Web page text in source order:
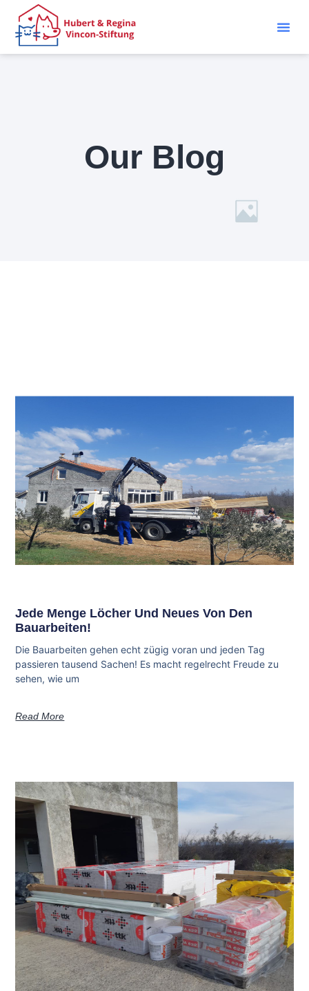
Our Blog
Jede Menge Löcher Und Neues Von Den
Bauarbeiten!
Die Bauarbeiten gehen echt zügig voran und jeden Tag
passieren tausend Sachen! Es macht regelrecht Freude zu
sehen, wie um
Read More